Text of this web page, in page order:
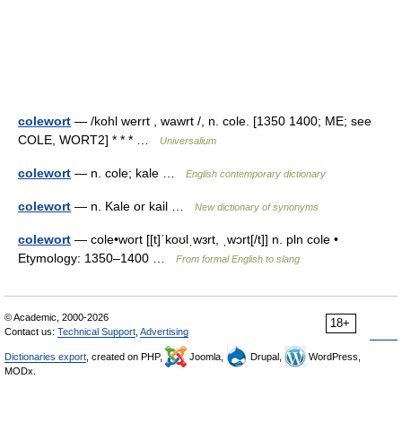
colewort — /kohl werrt , wawrt /, n. cole. [1350 1400; ME; see
COLE, WORT2] * * * …
Universalium
colewort — n. cole; kale … English contemporary dictionary
colewort — n. Kale or kail … New dictionary of synonyms
colewort — cole•wort [[t]ˈkoʊlˌwɜrt, ˌwɔrt[/t]] n. pln cole •
Etymology: 1350–1400 …
From formal English to slang
18+
© Academic, 2000-2026
Contact us: Technical Support Advertising
Dictionaries export , created on PHP, Joomla, Drupal,
WordPress,
MODx.